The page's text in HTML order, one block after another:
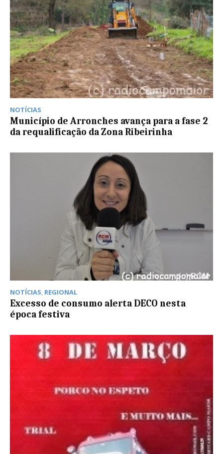
NOTÍCIAS
Município de Arronches avança para a fase 2
da requalificação da Zona Ribeirinha
NOTÍCIAS, REGIONAL
Excesso de consumo alerta DECO nesta
época festiva